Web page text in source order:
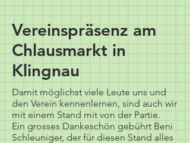
Vereinspräsenz am
Chlausmarkt in
Klingnau
Damit möglichst viele Leute uns und
den Verein kennenlernen, sind auch wir
mit einem Stand mit von der Partie.
Ein grosses Dankeschön gebührt Beni
Schleuniger, der für diesen Stand alles